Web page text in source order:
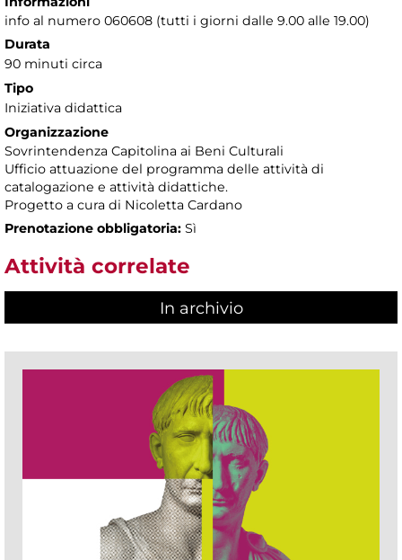
info al numero 060608 (tutti i giorni dalle 9.00 alle 19.00)
Durata
90 minuti circa
Tipo
Iniziativa didattica
Organizzazione
Sovrintendenza Capitolina ai Beni Culturali
Ufficio attuazione del programma delle attività di
catalogazione e attività didattiche.
Progetto a cura di Nicoletta Cardano
Prenotazione obbligatoria: Sì
Attività correlate
In archivio